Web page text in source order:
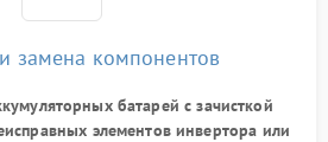
замена компонентов
батарей с зачисткой
элементов инвертора или